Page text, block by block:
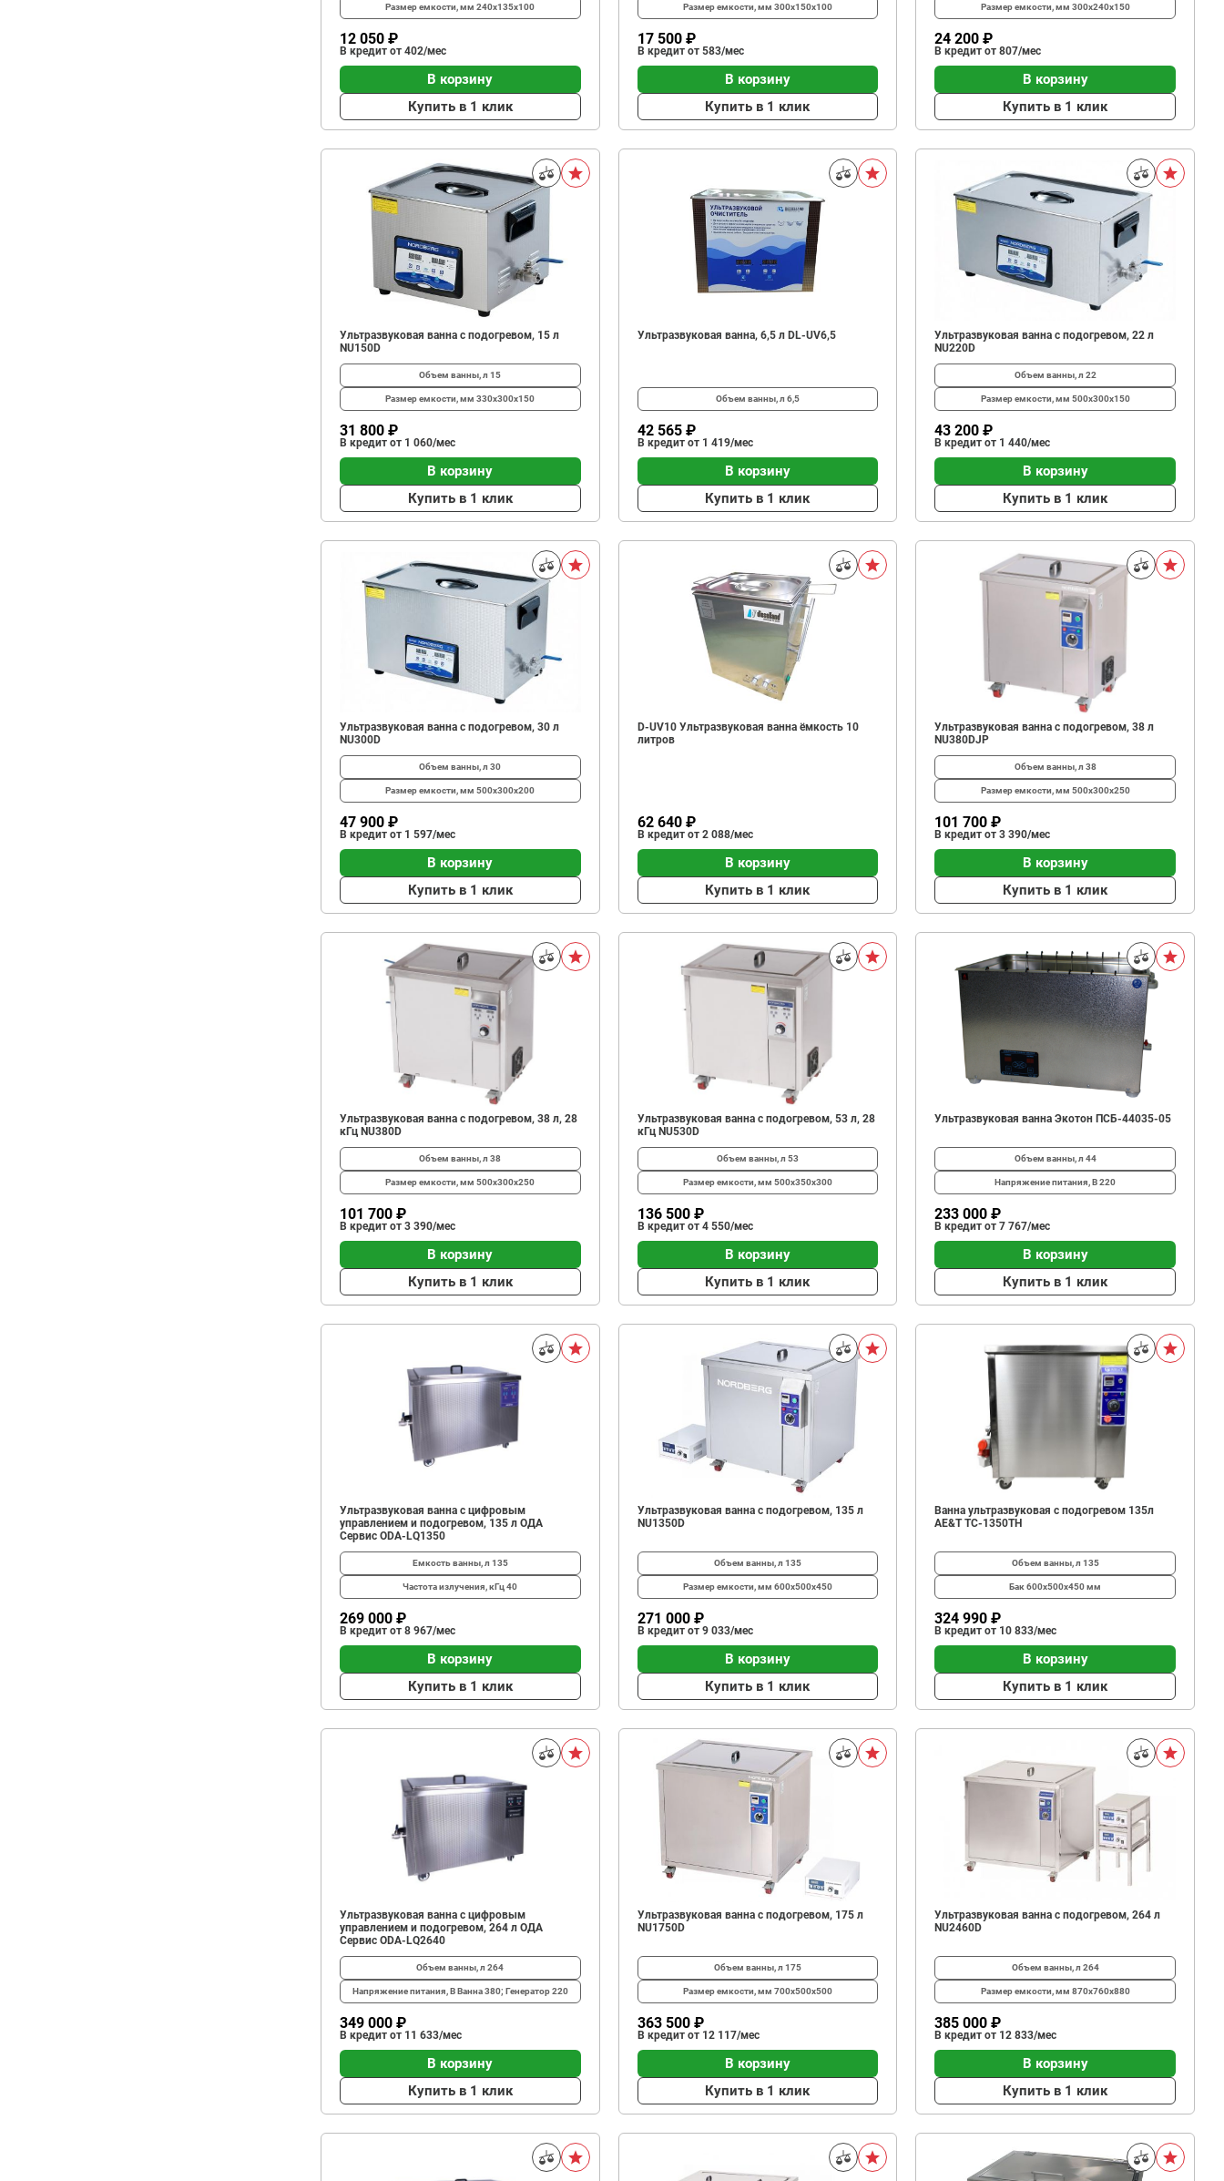
Размер емкости, мм240x135x100
12 050 ₽
В кредит от 402/мес
В корзину
Купить в 1 клик
Размер емкости, мм 300x150x100
17 500 ₽
В кредит от 583/мес
В корзину
Купить в 1 клик
Размер емкости, мм 300x240x150
24 200 ₽
В кредит от 807/мес
В корзину
Купить в 1 клик
Ультразвуковая ванна с подогревом, 15 л
NU150D
Объем ванны, л15
Размер емкости, мм330x300x150
31 800 ₽
В кредит от 1 060/мес
В корзину
Купить в 1 клик
Ультразвуковая ванна, 6,5 л DL-UV6,5
Объем ванны, л 6,5
42 565 ₽
В кредит от 1 419/мес
В корзину
Купить в 1 клик
Ультразвуковая ванна с подогревом, 22 л
NU220D
Объем ванны, л 22
Размер емкости, мм 500x300x150
43 200 ₽
В кредит от 1 440/мес
В корзину
Купить в 1 клик
Ультразвуковая ванна с подогревом, 30 л
NU300D
Объем ванны, л30
Размер емкости, мм500x300x200
47 900 ₽
В кредит от 1 597/мес
В корзину
Купить в 1 клик
D-UV10 Ультразвуковая ванна ёмкость 10
литров
62 640 ₽
В кредит от 2 088/мес
В корзину
Купить в 1 клик
Ультразвуковая ванна с подогревом, 38 л
NU380DJP
Объем ванны, л 38
Размер емкости, мм 500x300x250
101 700 ₽
В кредит от 3 390/мес
В корзину
Купить в 1 клик
Ультразвуковая ванна с подогревом, 38 л, 28
кГц NU380D
Объем ванны, л38
Размер емкости, мм500x300x250
101 700 ₽
В кредит от 3 390/мес
В корзину
Купить в 1 клик
Ультразвуковая ванна с подогревом, 53 л, 28
кГц NU530D
Объем ванны, л 53
Размер емкости, мм 500x350x300
136 500 ₽
В кредит от 4 550/мес
В корзину
Купить в 1 клик
Ультразвуковая ванна Экотон ПСБ-44035-05
Объем ванны, л 44
Напряжение питания, В220
233 000 ₽
В кредит от 7 767/мес
В корзину
Купить в 1 клик
Ультразвуковая ванна с цифровым
управлением и подогревом, 135 л ОДА
Сервис ODA-LQ1350
Емкость ванны, л 135
Частота излучения, кГц40
269 000 ₽
В кредит от 8 967/мес
В корзину
Купить в 1 клик
Ультразвуковая ванна с подогревом, 135 л
NU1350D
Объем ванны, л 135
Размер емкости, мм 600x500x450
271 000 ₽
В кредит от 9 033/мес
В корзину
Купить в 1 клик
Ванна ультразвуковая с подогревом 135л
AE&T TC-1350TH
Объем ванны, л 135
Бак600х500х450 мм
324 990 ₽
В кредит от 10 833/мес
В корзину
Купить в 1 клик
Ультразвуковая ванна с цифровым
управлением и подогревом, 264 л ОДА
Сервис ODA-LQ2640
Объем ванны, л264
Напряжение питания, ВВанна 380; Генератор 220
349 000 ₽
В кредит от 11 633/мес
В корзину
Купить в 1 клик
Ультразвуковая ванна с подогревом, 175 л
NU1750D
Объем ванны, л 175
Размер емкости, мм 700x500x500
363 500 ₽
В кредит от 12 117/мес
В корзину
Купить в 1 клик
Ультразвуковая ванна с подогревом, 264 л
NU2460D
Объем ванны, л 264
Размер емкости, мм 870х760х880
385 000 ₽
В кредит от 12 833/мес
В корзину
Купить в 1 клик